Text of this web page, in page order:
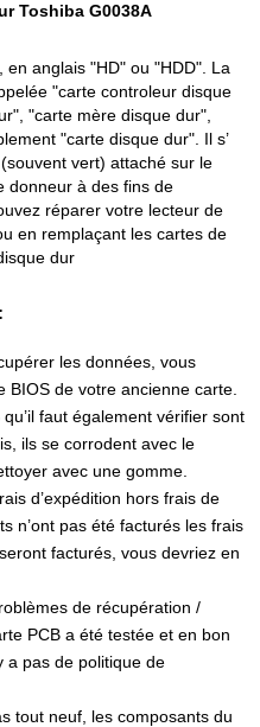
Toshiba G0038A
anglais "HD" ou "HDD". La
"carte controleur disque
"carte mère disque dur",
"carte disque dur". Il s’
vert) attaché sur le
donneur à des fins de
réparer votre lecteur de
en remplaçant les cartes de
dur
les données, vous
de votre ancienne carte.
faut également vérifier sont
ils se corrodent avec le
avec une gomme.
d’expédition hors frais de
n’ont pas été facturés les frais
facturés, vous devriez en
de récupération /
PCB a été testée et en bon
a pas de politique de
tout neuf, les composants du